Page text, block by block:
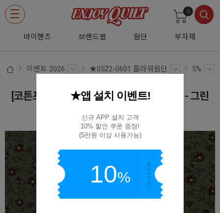
바이핸즈 브랜드별 원단 부자재
0
이벤트 2026 ★0522-0601 플라워원단 5%
[코튼프린트] 엔틱 키든 플라워 프린트원단 - 그린
CS3381-B
★앱 설치 이벤트!
신규 APP 설치 고객
10% 할인 쿠폰 증정!
(5만원 이상 사용가능)
10%